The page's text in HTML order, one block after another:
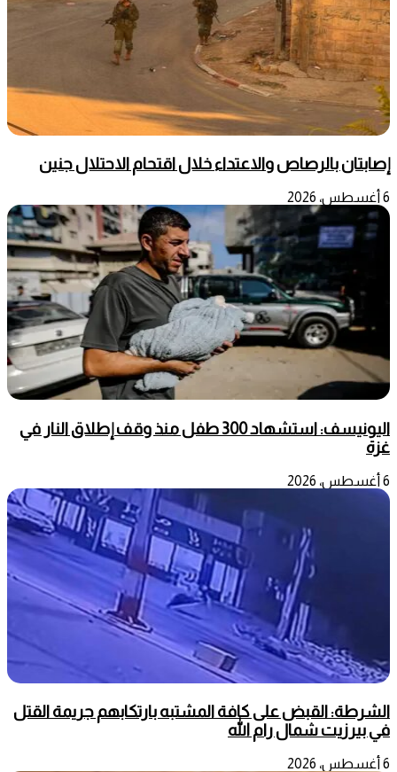
إصابتان بالرصاص والاعتداء خلال اقتحام الاحتلال جنين
6 أغسطس، 2026
اليونيسف: استشهاد 300 طفل منذ وقف إطلاق النار في
غزة
6 أغسطس، 2026
الشرطة: القبض على كافة المشتبه بارتكابهم جريمة القتل
في بيرزيت شمال رام الله
6 أغسطس، 2026